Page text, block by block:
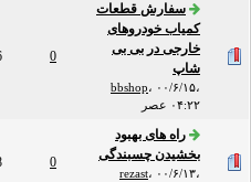
سفارش قطعات
کمیاب خودروهای
خارجی در بی بی
شاپ
bbshop، ۰۰/۶/۱۵،
۰۴:۲۲ عصر
0
راه های بهبود
بخشیدن چسبندگی
rezast، ۰۰/۶/۱۳،
0